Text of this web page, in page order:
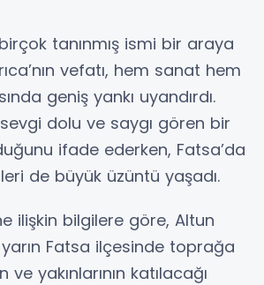
tanınmış ismi bir araya
vefatı, hem sanat hem
geniş yankı uyandırdı.
sevgi dolu ve saygı gören bir
ifade ederken, Fatsa’da
de büyük üzüntü yaşadı.
ilişkin bilgilere göre, Altun
yarın Fatsa ilçesinde toprağa
yakınlarının katılacağı